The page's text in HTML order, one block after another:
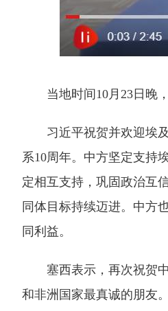
当地时间10月23日晚，
习近平祝贺并欢迎埃及
系10周年。中方坚定支持
定相互支持，巩固政治互
同体目标持续迈进。中方
同利益。
塞西表示，再次祝贺中
和非洲国家最真诚的朋友